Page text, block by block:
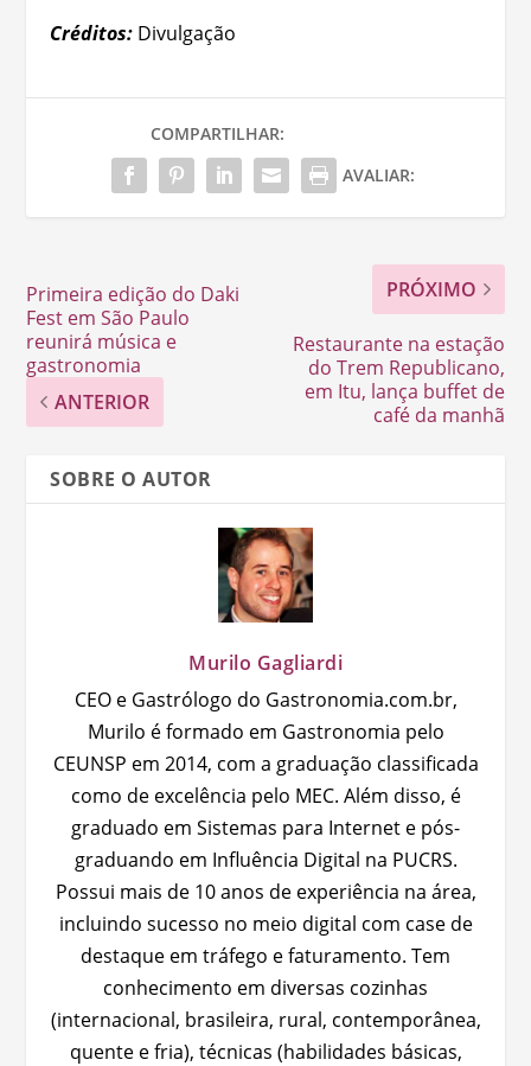
Créditos: Divulgação
COMPARTILHAR:
AVALIAR:
Primeira edição do Daki
Fest em São Paulo
reunirá música e
gastronomia
ANTERIOR
PRÓXIMO
Restaurante na estação
do Trem Republicano,
em Itu, lança buffet de
café da manhã
SOBRE O AUTOR
Murilo Gagliardi
CEO e Gastrólogo do Gastronomia.com.br,
Murilo é formado em Gastronomia pelo
CEUNSP em 2014, com a graduação classificada
como de excelência pelo MEC. Além disso, é
graduado em Sistemas para Internet e pós-
graduando em Influência Digital na PUCRS.
Possui mais de 10 anos de experiência na área,
incluindo sucesso no meio digital com case de
destaque em tráfego e faturamento. Tem
conhecimento em diversas cozinhas
(internacional, brasileira, rural, contemporânea,
quente e fria), técnicas (habilidades básicas,